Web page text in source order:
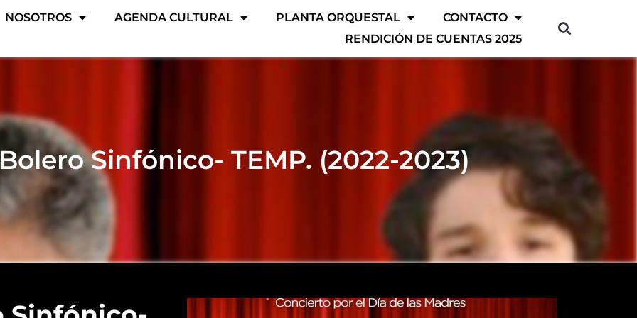
NOSOTROS AGENDA CULTURAL PLANTA ORQUESTAL
CONTACTO
RENDICIÓN DE CUENTAS 2025
Sinfónico- TEMP. (2022-2023)